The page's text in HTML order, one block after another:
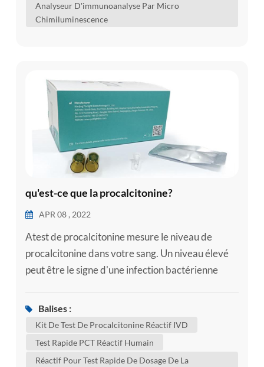
d'analytes dans le sérum humain, le plasma, le
Analyseur D'immunoanalyse Par Micro
Chimiluminescence
qu'est-ce que la procalcitonine?
APR 08 , 2022
Atest de procalcitonine mesure le niveau de
procalcitonine dans votre sang. Un niveau élevé
peut être le signe d'une infection bactérienne
corps's une réponse sévère à l'infection. la
septicémie survient lorsqu'un une infection dans
Balises :
Kit De Test De Procalcitonine Réactif IVD
Test Rapide PCT Réactif Humain
Réactif Pour Test Rapide De Dosage De La